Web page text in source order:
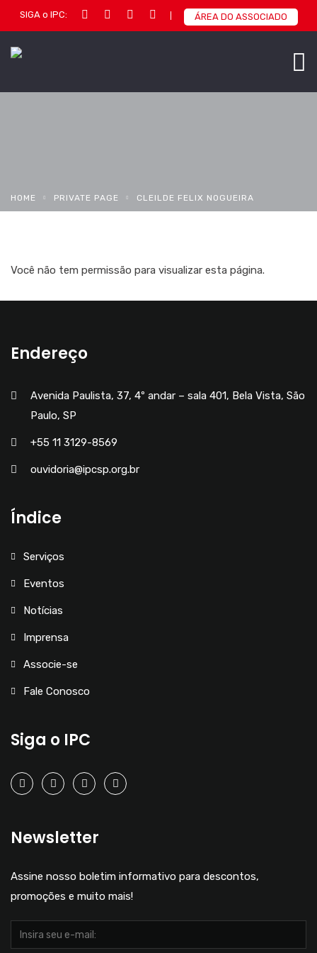
SIGA o IPC: ÁREA DO ASSOCIADO
HOME PRIVATE PAGE CLEILDE FELIX NOGUEIRA
Você não tem permissão para visualizar esta página.
Endereço
Avenida Paulista, 37, 4º andar – sala 401, Bela Vista, São
Paulo, SP
+55 11 3129-8569
ouvidoria@ipcsp.org.br
Índice
Serviços
Eventos
Notícias
Imprensa
Associe-se
Fale Conosco
Siga o IPC
Newsletter
Assine nosso boletim informativo para descontos,
promoções e muito mais!